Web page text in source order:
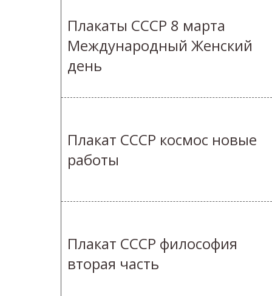
Плакаты СССР 8 марта
Международный Женский
день
Плакат СССР космос новые
работы
Плакат СССР философия
вторая часть